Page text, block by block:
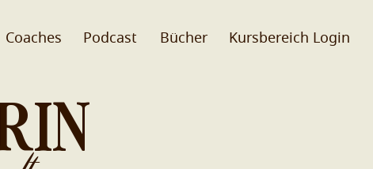
Coaches Podcast Bücher Kursbereich Login